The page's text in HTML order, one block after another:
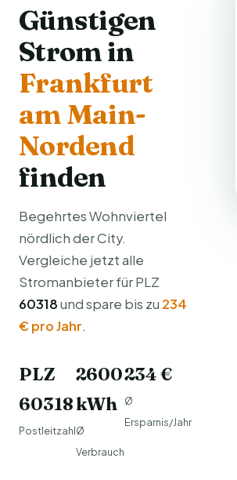
Günstigen
Strom in
Frankfurt
am Main-
Nordend
finden
Begehrtes Wohnviertel
nördlich der City.
Vergleiche jetzt alle
Stromanbieter für PLZ
60318und spare bis zu 234
€ pro Jahr.
PLZ
60318
Postleitzahl
2600
kWh
Ø
Verbrauch
234 €
Ø
Ersparnis/Jahr